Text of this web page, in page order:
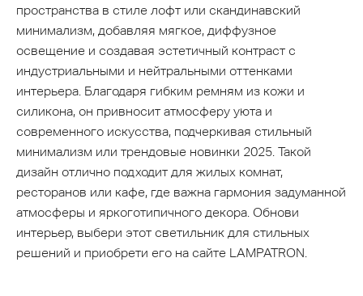
пространства в стиле лофт или скандинавский
минимализм, добавляя мягкое, диффузное
освещение и создавая эстетичный контраст с
индустриальными и нейтральными оттенками
интерьера. Благодаря гибким ремням из кожи и
силикона, он привносит атмосферу уюта и
современного искусства, подчеркивая стильный
минимализм или трендовые новинки 2025. Такой
дизайн отлично подходит для жилых комнат,
ресторанов или кафе, где важна гармония задуманной
атмосферы и яркоготипичного декора. Обнови
интерьер, выбери этот светильник для стильных
решений и приобрети его на сайте LAMPATRON.